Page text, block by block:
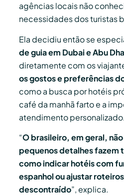
agências locais não
necessidades dos turistas
Ela decidiu então se
de guia em Dubai e Abu
diretamente com os
os gostos e preferências
como a busca por hotéis
café da manhã farto e a
atendimento personalizado.
“O brasileiro, em geral,
pequenos detalhes fazem
como indicar hotéis com
espanhol ou ajustar
descontraído”, explica.